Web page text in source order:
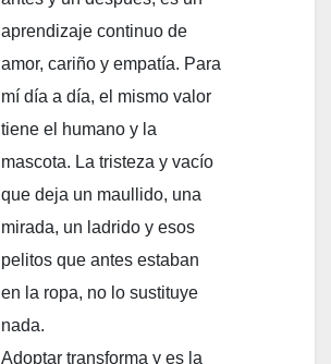
aprendizaje continuo de
amor, cariño y empatía. Para
mí día a día, el mismo valor
tiene el humano y la
mascota. La tristeza y vacío
que deja un maullido, una
mirada, un ladrido y esos
pelitos que antes estaban
en la ropa, no lo sustituye
nada.
Adoptar transforma y es la